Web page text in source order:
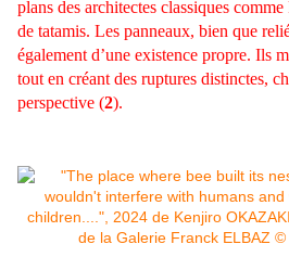
plans des architectes classiques
de tatamis. Les panneaux, bien que
également d’une existence propre. Ils
tout en créant des ruptures distinctes,
perspective (2).